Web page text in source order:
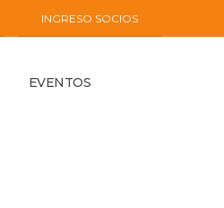
INGRESO SOCIOS
EVENTOS